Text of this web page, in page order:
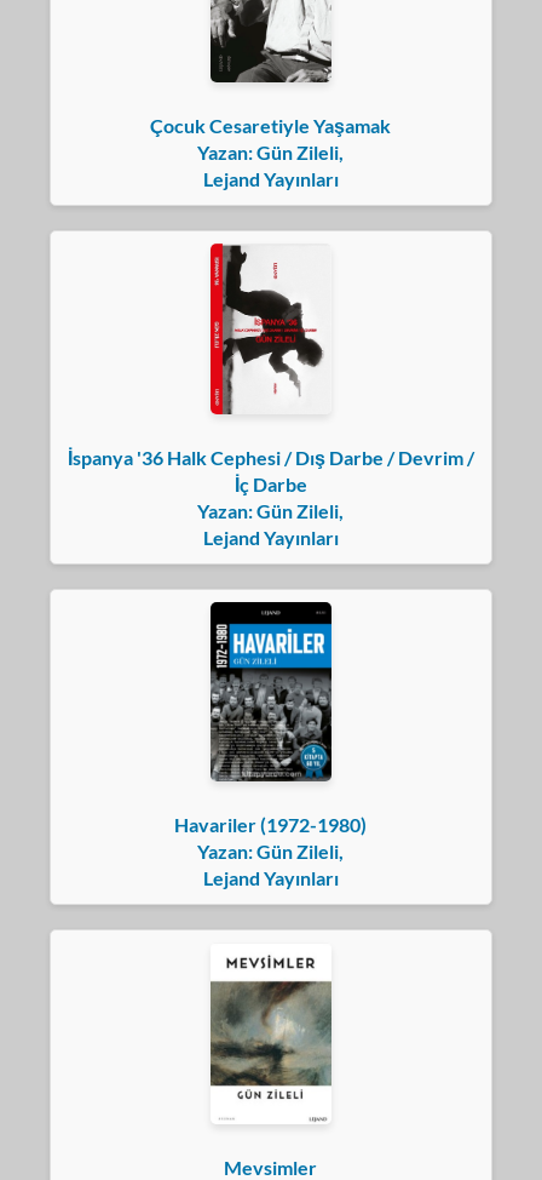
Çocuk Cesaretiyle Yaşamak
Yazan: Gün Zileli,
Lejand Yayınları
İspanya '36 Halk Cephesi / Dış Darbe / Devrim /
İç Darbe
Yazan: Gün Zileli,
Lejand Yayınları
Havariler (1972-1980)
Yazan: Gün Zileli,
Lejand Yayınları
Mevsimler